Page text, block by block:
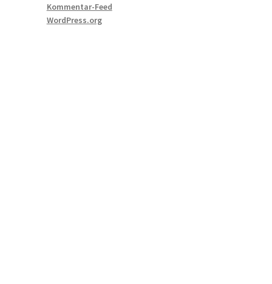
Kommentar-Feed
WordPress.org